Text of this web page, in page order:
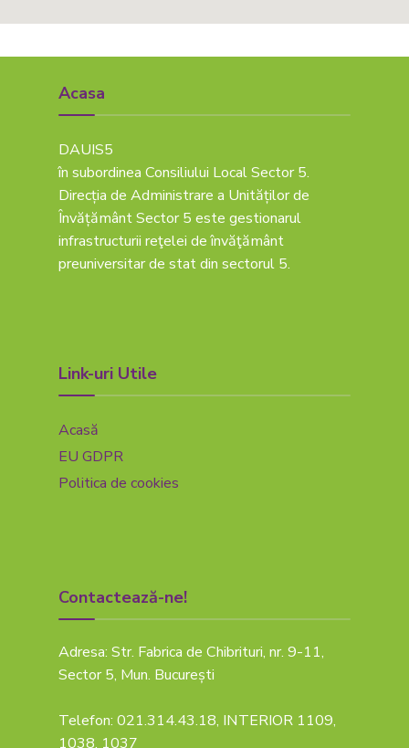
Acasa
DAUIS5
în subordinea Consiliului Local Sector 5.
Direcția de Administrare a Unităților de
Învățământ Sector 5 este gestionarul
infrastructurii reţelei de învăţământ
preuniversitar de stat din sectorul 5.
Link-uri Utile
Acasă
EU GDPR
Politica de cookies
Contactează-ne!
Adresa: Str. Fabrica de Chibrituri, nr. 9-11,
Sector 5, Mun. București
Telefon: 021.314.43.18, INTERIOR 1109,
1038, 1037